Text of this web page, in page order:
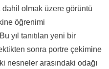
dahil olmak üzere görüntü
öğrenimi
yıl tanıtılan yeni bir
sonra portre çekimine
nesneler arasındaki odağı